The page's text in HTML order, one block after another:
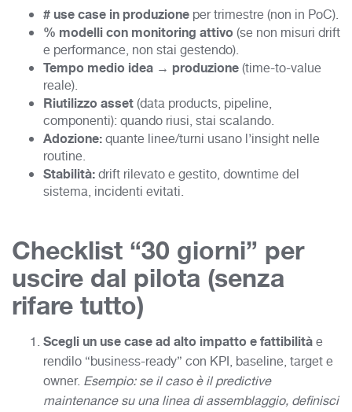
# use case in produzione per trimestre (non in PoC).
% modelli con monitoring attivo (se non misuri drift
e performance, non stai gestendo).
Tempo medio idea → produzione(time-to-value
reale).
Riutilizzo asset(data products, pipeline,
componenti): quando riusi, stai scalando.
Adozione:quante linee/turni usano l’insight nelle
routine.
Stabilità:drift rilevato e gestito, downtime del
sistema, incidenti evitati.
Checklist “30 giorni” per
uscire dal pilota (senza
rifare tutto)
Scegli un use case ad alto impatto e fattibilitàe
rendilo “business-ready” con KPI, baseline, target e
owner. Esempio: se il caso è il predictive
maintenance su una linea di assemblaggio, definisci